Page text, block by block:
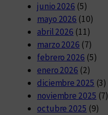
junio 2026 (5)
mayo 2026 (10)
abril 2026 (11)
marzo 2026 (7)
febrero 2026 (5)
enero 2026 (2)
diciembre 2025 (3)
noviembre 2025 (7)
octubre 2025 (9)